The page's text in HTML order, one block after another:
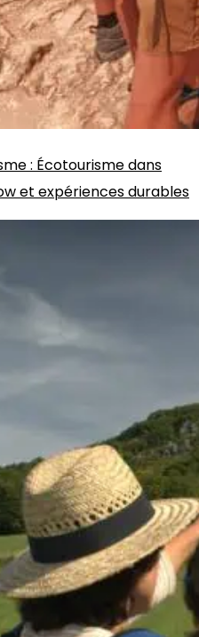
: Écotourisme dans
et expériences durables